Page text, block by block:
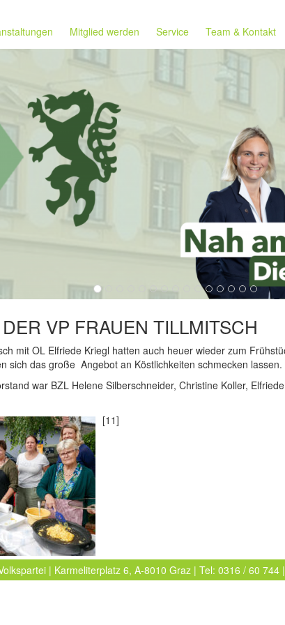
Mitglied werden Service Team & Kontakt
VP FRAUEN TILLMITSCH
mit OL Elfriede Kriegl hatten auch heuer wieder zum
sich das große Angebot an Köstlichkeiten schmecken lassen.
war BZL Helene Silberschneider, Christine Koller,
[11]
| Karmeliterplatz 6, A-8010 Graz | Tel: 0316 / 60 744